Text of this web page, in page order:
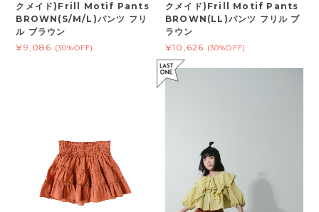
クメイド)Frill Motif Pants
BROWN(S/M/L)パンツ フリ
ル ブラウン
¥9,086 (30%OFF)
クメイド)Frill Motif Pants
BROWN(LL)パンツ フリル ブ
ラウン
¥10,626 (30%OFF)